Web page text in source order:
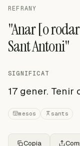
REFRANY
"Anar [o
Sant Antoni"
SIGNIFICAT
17 gener.
mesos sants
Copia